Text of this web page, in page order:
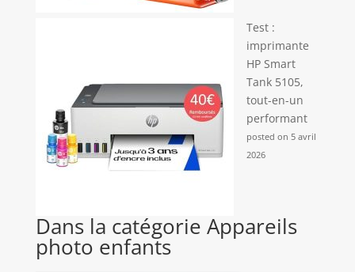
Test :
imprimante
HP Smart
Tank 5105,
tout-en-un
performant
posted on 5 avril
2026
Dans la catégorie Appareils
photo enfants